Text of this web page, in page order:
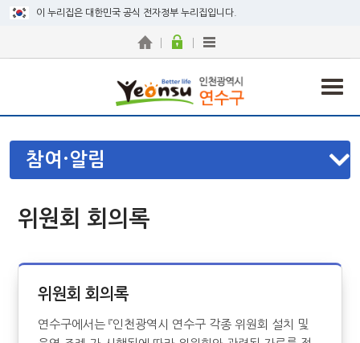
이 누리집은 대한민국 공식 전자정부 누리집입니다.
참여·알림
위원회 회의록
위원회 회의록
연수구에서는 『인천광역시 연수구 각종 위원회 설치 및